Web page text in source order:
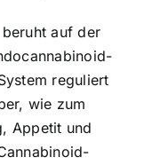
auf der
reguliert
wie zum
Appetit und